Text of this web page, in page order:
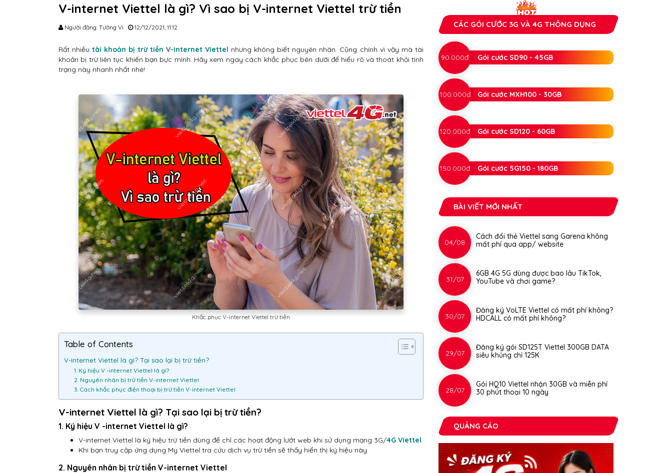
V-internet Viettel là gì? Vì sao bị V-internet Viettel trừ tiền
Người đăng: Tường Vi 12/12/2021, 11:12
Rất nhiềutài khoản bị trừ tiền V-internet Viettel nhưng không biết nguyên nhân. Cũng chính vì vậy mà tài
khoản bị trừ liên tục khiến bạn bực mình. Hãy xem ngay cách khắc phục bên dưới để hiểu rõ và thoát khỏi tình
trạng này nhanh nhất nhé!
Khắc phục V-internet Viettel trừ tiền
Table of Contents
V-internet Viettel là gì? Tại sao lại bị trừ tiền?
1. Ký hiệu V -internet Viettel là gì?
2. Nguyên nhân bị trừ tiền V-internet Viettel
3. Cách khắc phục điện thoại bị trừ tiền V-internet Viettel
V-internet Viettel là gì? Tại sao lại bị trừ tiền?
1. Ký hiệu V -internet Viettel là gì?
V-internet Viettel là ký hiệu trừ tiền dùng để chỉ các hoạt động lướt web khi sử dụng mạng 3G/4G Viettel.
Khi bạn truy cập ứng dụng My Viettel tra cứu dịch vụ trừ tiền sẽ thấy hiển thị ký hiệu này
2. Nguyên nhân bị trừ tiền V-internet Viettel
CÁC GÓI CƯỚC 3G VÀ 4G THÔNG DỤNG
90.000đ Gói cước SD90 - 45GB
100.000đ Gói cước MXH100 - 30GB
120.000đ Gói cước SD120 - 60GB
150.000đ Gói cước 5G150 - 180GB
BÀI VIẾT MỚI NHẤT
04/08
Cách đổi thẻ Viettel sang Garena không
mất phí qua app/ website
31/07
6GB 4G 5G dùng được bao lâu TikTok,
YouTube và chơi game?
30/07
Đăng ký VoLTE Viettel có mất phí không?
HDCALL có mất phí không?
29/07
Đăng ký gói SD125T Viettel 300GB DATA
siêu khủng chỉ 125K
28/07
Gói HQ10 Viettel nhận 30GB và miễn phí
30 phút thoại 10 ngày
QUẢNG CÁO